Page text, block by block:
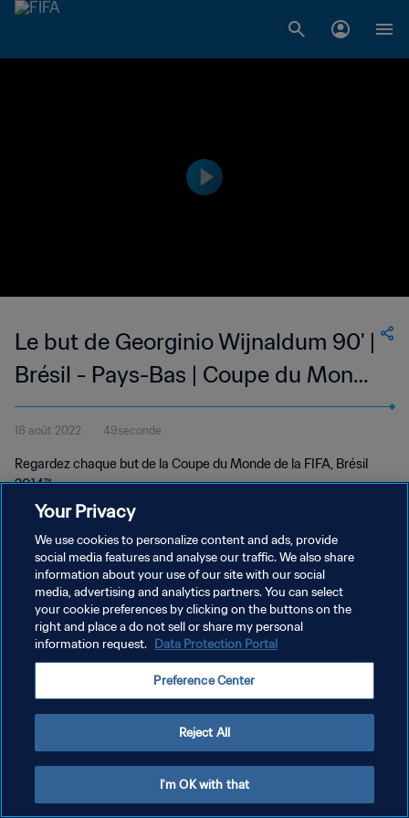
Le but de Georginio Wijnaldum 90' |
Brésil - Pays-Bas | Coupe du Monde
de la FIFA, Brésil 2014™
18 août 2022 49seconde
Regardez chaque but de la Coupe du Monde de la FIFA, Brésil
2014™.
POLITIQUE DE CONFIDENTIALITÉ
CONDITIONS D'UTILISATION
GÉRER VOS PRÉFÉRENCES SUR LES COOKIES
Your Privacy
We use cookies to personalize content and ads, provide
social media features and analyse our traffic. We also share
information about your use of our site with our social
media, advertising and analytics partners. You can select
your cookie preferences by clicking on the buttons on the
right and place a do not sell or share my personal
information request. Data Protection Portal
Preference Center
Reject All
I'm OK with that